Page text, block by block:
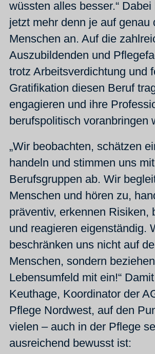
wüssten alles besser.“
jetzt mehr denn je auf genau
Menschen an. Auf die
Auszubildenden und
trotz Arbeitsverdichtung und
Gratifikation diesen Beruf
engagieren und ihre
berufspolitisch voranbringen
„Wir beobachten, schätzen
handeln und stimmen uns
Berufsgruppen ab. Wir
Menschen und hören zu,
präventiv, erkennen Risiken,
und reagieren eigenständig.
beschränken uns nicht auf
Menschen, sondern
Lebensumfeld mit ein!“
Keuthage, Koordinator der
Pflege Nordwest, auf den
vielen – auch in der Pflege
ausreichend bewusst ist: